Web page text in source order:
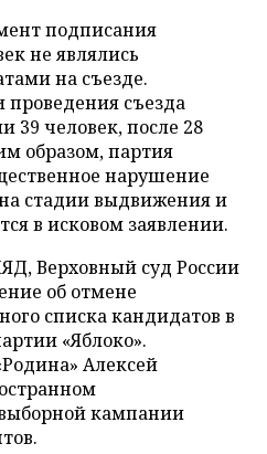
подписания
не являлись
на съезде.
проведения съезда
39 человек, после 28
образом, партия
нарушение
стадии выдвижения и
в исковом заявлении.
Верховный суд России
об отмене
списка кандидатов в
«Яблоко».
Алексей
кампании